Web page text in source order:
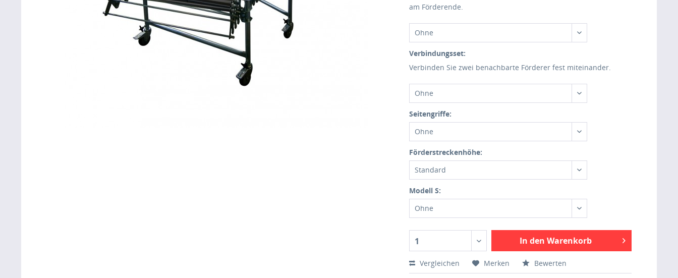
am Förderende.
Ohne
Verbindungsset:
Verbinden Sie zwei benachbarte Förderer fest miteinander.
Ohne
Seitengriffe:
Ohne
Förderstreckenhöhe:
Standard
Modell S:
Ohne
1 In den Warenkorb
Vergleichen Merken Bewerten